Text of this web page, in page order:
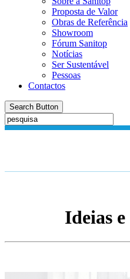
Proposta de Valor
Obras de Referência
Showroom
Fórum Sanitop
Notícias
Ser Sustentável
Pessoas
Contactos
Search Button
Ideias e